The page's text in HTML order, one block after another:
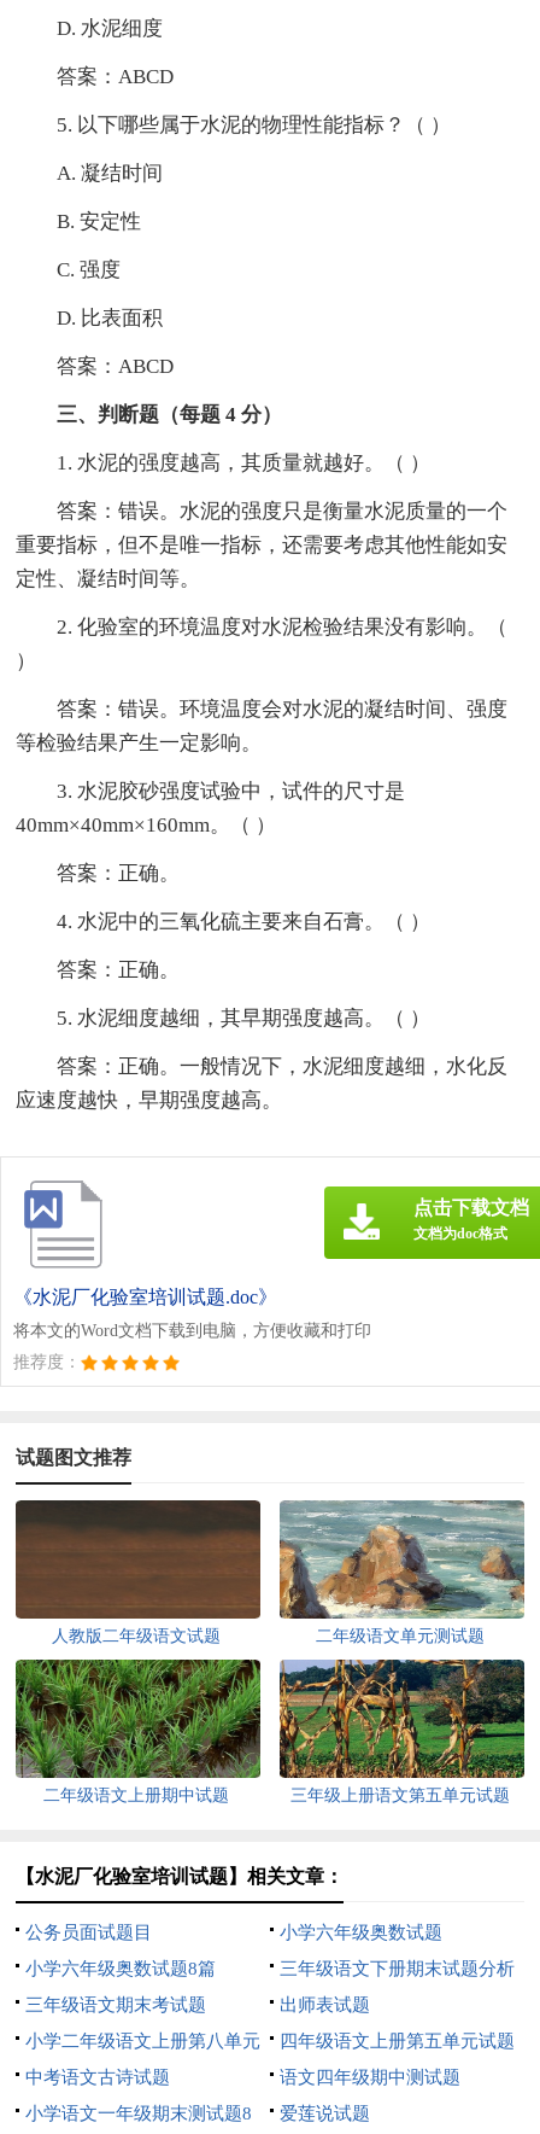
D. 水泥细度
答案：ABCD
5. 以下哪些属于水泥的物理性能指标？（ ）
A. 凝结时间
B. 安定性
C. 强度
D. 比表面积
答案：ABCD
三、判断题（每题 4 分）
1. 水泥的强度越高，其质量就越好。（ ）
答案：错误。水泥的强度只是衡量水泥质量的一个
重要指标，但不是唯一指标，还需要考虑其他性能如安
定性、凝结时间等。
2. 化验室的环境温度对水泥检验结果没有影响。（
）
答案：错误。环境温度会对水泥的凝结时间、强度
等检验结果产生一定影响。
3. 水泥胶砂强度试验中，试件的尺寸是
40mm×40mm×160mm。（ ）
答案：正确。
4. 水泥中的三氧化硫主要来自石膏。（ ）
答案：正确。
5. 水泥细度越细，其早期强度越高。（ ）
答案：正确。一般情况下，水泥细度越细，水化反
应速度越快，早期强度越高。
《水泥厂化验室培训试题.doc》
将本文的Word文档下载到电脑，方便收藏和打印
推荐度：
点击下载文档
文档为doc格式
试题图文推荐
人教版二年级语文试题 二年级语文单元测试题
二年级语文上册期中试题 三年级上册语文第五单元试题
【水泥厂化验室培训试题】相关文章：
公务员面试题目
小学六年级奥数试题
小学六年级奥数试题8篇
三年级语文下册期末试题分析
三年级语文期末考试题
出师表试题
小学二年级语文上册第八单元
试题
四年级语文上册第五单元试题
中考语文古诗试题
语文四年级期中测试题
小学语文一年级期末测试题8
爱莲说试题